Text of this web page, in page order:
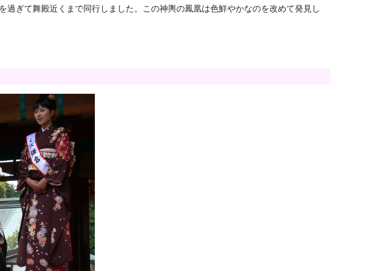
ぎて舞殿近くまで同行しました。この神輿の鳳凰は色鮮やかなのを改めて発見し